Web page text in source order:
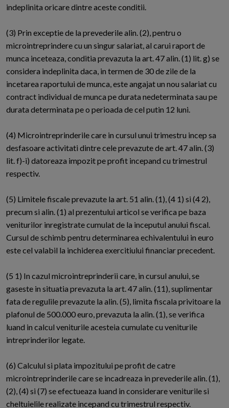
indeplinita oricare dintre aceste conditii.
(3) Prin exceptie de la prevederile alin. (2), pentru o
microintreprindere cu un singur salariat, al carui raport de
munca inceteaza, conditia prevazuta la art. 47 alin. (1) lit. g) se
considera indeplinita daca, in termen de 30 de zile de la
incetarea raportului de munca, este angajat un nou salariat cu
contract individual de munca pe durata nedeterminata sau pe
durata determinata pe o perioada de cel putin 12 luni.
(4) Microintreprinderile care in cursul unui trimestru incep sa
desfasoare activitati dintre cele prevazute de art. 47 alin. (3)
lit. f)-i) datoreaza impozit pe profit incepand cu trimestrul
respectiv.
(5) Limitele fiscale prevazute la art. 51 alin. (1), (4 1) si (4 2),
precum si alin. (1) al prezentului articol se verifica pe baza
veniturilor inregistrate cumulat de la inceputul anului fiscal.
Cursul de schimb pentru determinarea echivalentului in euro
este cel valabil la inchiderea exercitiului financiar precedent.
(5 1) In cazul microintreprinderii care, in cursul anului, se
gaseste in situatia prevazuta la art. 47 alin. (11), suplimentar
fata de regulile prevazute la alin. (5), limita fiscala privitoare la
plafonul de 500.000 euro, prevazuta la alin. (1), se verifica
luand in calcul veniturile acesteia cumulate cu veniturile
intreprinderilor legate.
(6) Calculul si plata impozitului pe profit de catre
microintreprinderile care se incadreaza in prevederile alin. (1),
(2), (4) si (7) se efectueaza luand in considerare veniturile si
cheltuielile realizate incepand cu trimestrul respectiv.